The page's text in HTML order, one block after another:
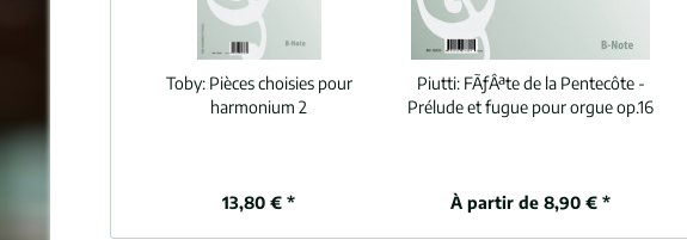
Toby: Pièces choisies pour
harmonium 2
13,80 € *
Piutti: FÃƒÂªte de la Pentecôte -
Prélude et fugue pour orgue op.16
À partir de 8,90 € *